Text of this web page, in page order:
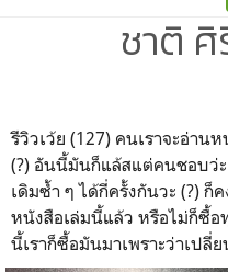
ชาติ
รีวิวเว้ย (127) คนเราจะอ่าน
(?) อันนี้มันก็แล้สแต่คนชอบว่
เดิมซ้ำ ๆ ได้กี่ครั้งกันวะ (?) ก็
หนังสือเล่มนี้แล้ว หรือไม่ก็ซื้อ
นี้เราก็ซื้อมันมาเพราะว่าเปลี่